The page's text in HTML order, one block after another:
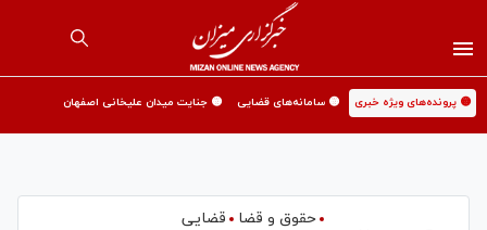
🟡 پرونده‌های ویژه خبری 🟡 سامانه‌های قضایی 🟡 جنایت میدان علیخانی اصفهان
حقوق و قضا
قضایی